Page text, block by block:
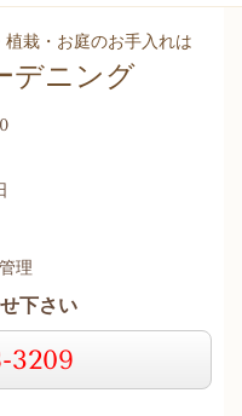
栽・お庭のお手入れは
デニング
理
下さい
3209